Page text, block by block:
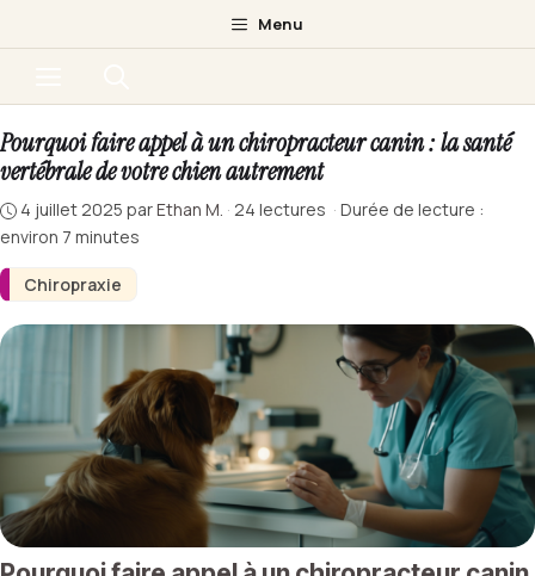
au
Menu
Chiropraxie
Pourquoi faire appel à un chiropracteur canin : la santé
vertébrale de votre chien autrement
4 juillet 2025 parEthan M. · 24 lectures · Durée de lecture :
environ 7 minutes